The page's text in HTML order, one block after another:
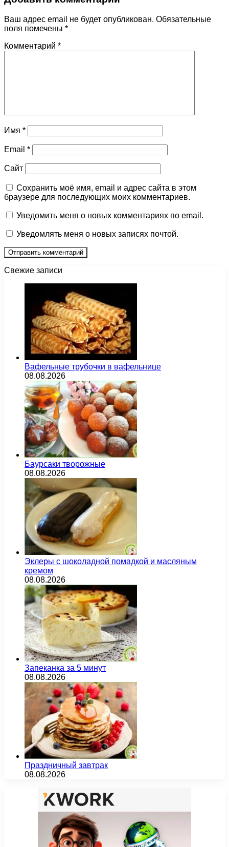
Ваш адрес email не будет опубликован. Обязательные
поля помечены *
Комментарий *
Имя *
Email *
Сайт
Сохранить моё имя, email и адрес сайта в этом
браузере для последующих моих комментариев.
Уведомить меня о новых комментариях по email.
Уведомлять меня о новых записях почтой.
Свежие записи
Вафельные трубочки в вафельнице
08.08.2026
Баурсаки творожные
08.08.2026
Эклеры с шоколадной помадкой и масляным
кремом
08.08.2026
Запеканка за 5 минут
08.08.2026
Праздничный завтрак
08.08.2026